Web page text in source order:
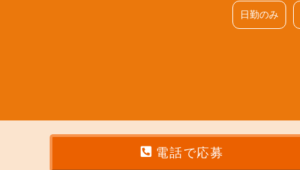
電話で応募
日勤のみ